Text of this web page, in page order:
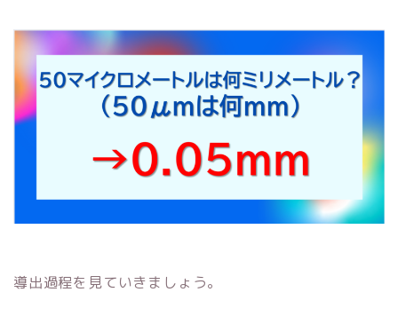
導出過程を見ていきましょう。